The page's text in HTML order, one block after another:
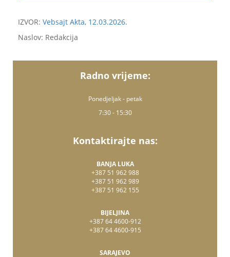
IZVOR: Vebsajt Akta, 12.03.2026.
Naslov: Redakcija
Radno vrijeme:
Ponedjeljak - petak
7:30 - 15:30
Kontaktirajte nas:
BANJA LUKA
+387 51 962 988
+387 51 962 989
+387 51 962 155
BIJELJINA
+387 64 4600-912
+387 64 4600-915
SARAJEVO